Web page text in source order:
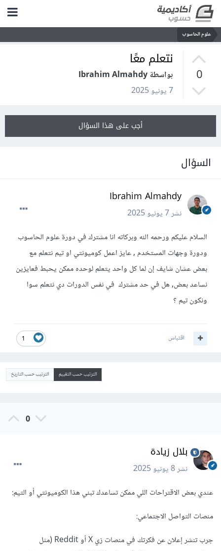
علوم الحاسوب
0
نتعلم معًا
بواسطة Ibrahim Almahdy
7 يونيو 2025
أجب على هذا السؤال
السؤال
Ibrahim Almahdy
نشر7 يونيو 2025
السلام عليكم ورحمه الله وبركاته انا مشترك في دورة علوم الحاسوب
ودورة وجهات المستخدم , عايز اعمل كوميونتي او تيم نتعلم مع
بعض عشان شايف إن لما كل واحد يتعلم لوحده ممكن يحبط فعايزين
نساعد بعض, هل في حد مشترك في نفس الدورات دي نتعلم سوا
ونكون تيم ؟
1 اقتباس
الترتيب حسب التقييم الترتيب حسب التاريخ
0
بلال زيادة
نشر8 يونيو 2025
عندي بعض الاقتراحات اللي ممكن تساعدك تبني هذا الكوميونتي أو التيم:
منصات التواصل الاجتماعي:
جرب تنشر إعلان عن فكرتك في منصات زي X أو Reddit (مثل